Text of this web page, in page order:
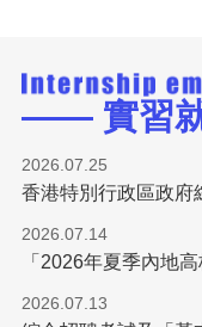
—— 實習
2026.07.25
香港特別行政區政府
2026.07.14
2026.07.13